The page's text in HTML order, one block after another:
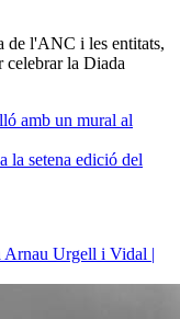
de l'ANC i les entitats,
celebrar la Diada
amb un mural al
la setena edició del
Arnau Urgell i Vidal |